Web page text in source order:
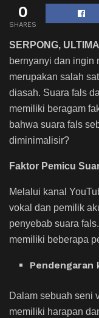
0
SHARES
SERPONG,
bernyanyi dan ingin
merupakan salah
diasah. Suara fals
memiliki beragam
bahwa suara fals
diminimalisir?
Faktor Pemicu
Melalui kanal
vokal dan pemilik
penyebab suara
memiliki beberapa
Pendengaran
Dalam sebuah seni
memiliki harapan